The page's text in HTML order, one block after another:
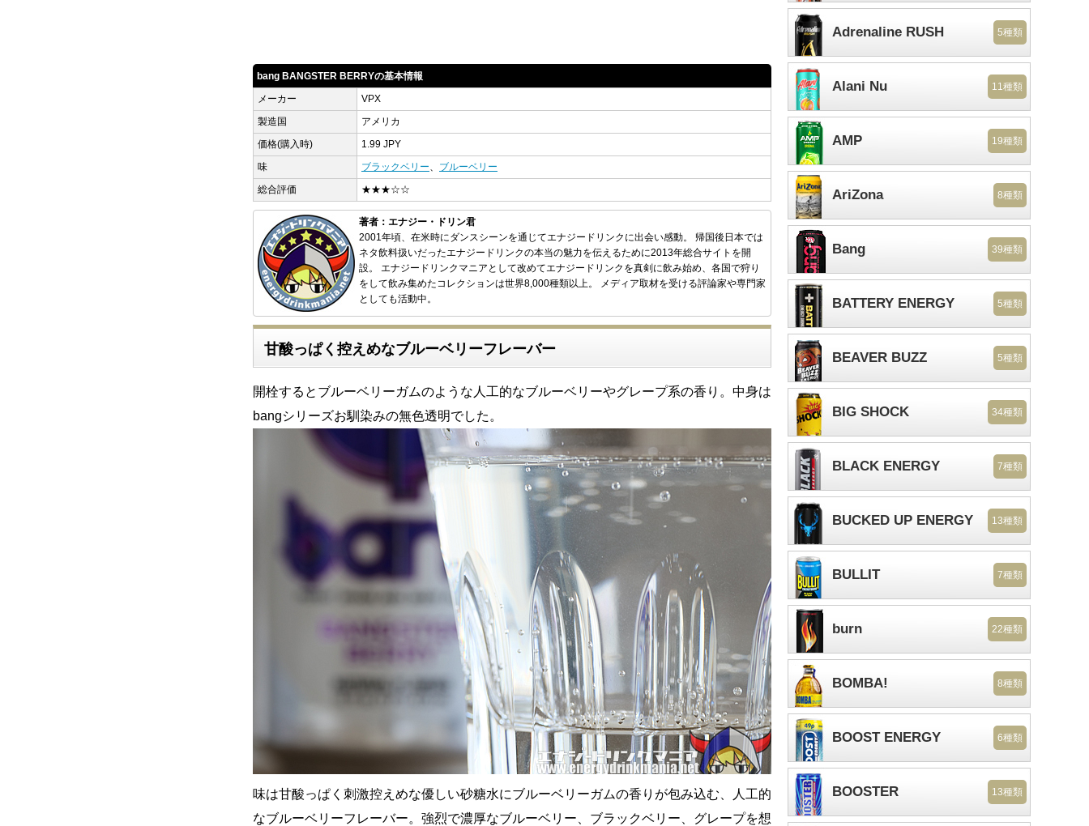
bang BANGSTER BERRYの基本情報
メーカー
VPX
製造国
アメリカ
価格(購入時)
1.99 JPY
味
ブラックベリー、 ブルーベリー
総合評価
★★★☆☆
著者：エナジー・ドリン君
2001年頃、在米時にダンスシーンを通じてエナジードリンクに出会い感動。 帰国後日本では
ネタ飲料扱いだったエナジードリンクの本当の魅力を伝えるために2013年総合サイトを開
設。 エナジードリンクマニアとして改めてエナジードリンクを真剣に飲み始め、各国で狩り
をして飲み集めたコレクションは世界8,000種類以上。 メディア取材を受ける評論家や専門家
としても活動中。
甘酸っぱく控えめなブルーベリーフレーバー
開栓するとブルーベリーガムのような人工的なブルーベリーやグレープ系の香り。中身は
bangシリーズお馴染みの無色透明でした。
味は甘酸っぱく刺激控えめな優しい砂糖水にブルーベリーガムの香りが包み込む、人工的
なブルーベリーフレーバー。強烈で濃厚なブルーベリー、ブラックベリー、グレープを想
Adrenaline RUSH 5種類
Alani Nu 11種類
AMP 19種類
AriZona 8種類
Bang 39種類
BATTERY ENERGY 5種類
BEAVER BUZZ 5種類
BIG SHOCK 34種類
BLACK ENERGY 7種類
BUCKED UP ENERGY 13種類
BULLIT 7種類
burn 22種類
BOMBA! 8種類
BOOST ENERGY 6種類
BOOSTER 13種類